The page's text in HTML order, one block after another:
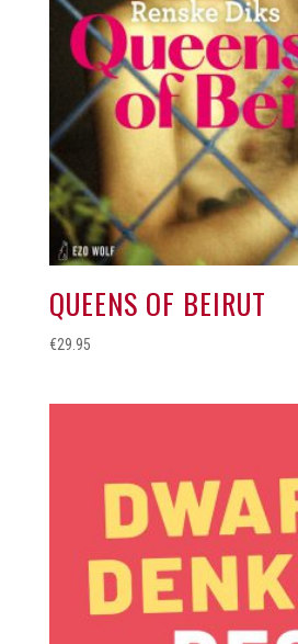
QUEENS OF BEIRUT
€29.95